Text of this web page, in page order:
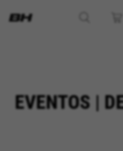
EVENTOS |